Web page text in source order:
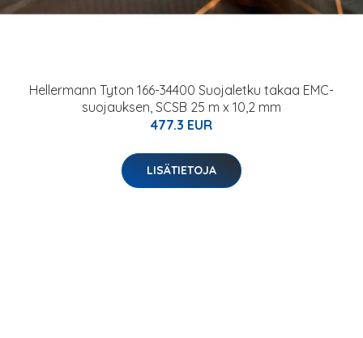
Hellermann Tyton 166-34400 Suojaletku takaa EMC-
suojauksen, SCSB 25 m x 10,2 mm
477.3 EUR
LISÄTIETOJA